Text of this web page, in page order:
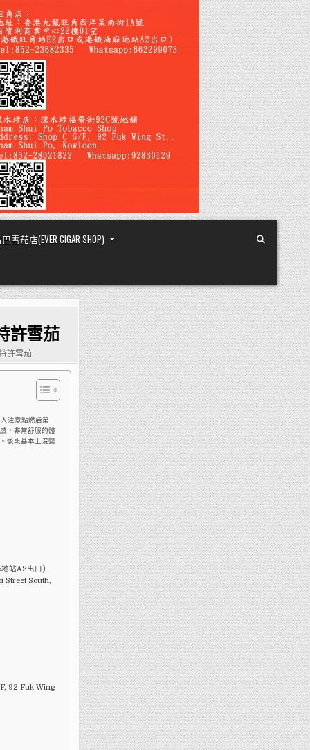
茄店(EVER CIGAR SHOP)
許雪茄
許雪茄
注意點燃后第一
，非常舒服的體
後段基本上沒變
地站A2出口)
Street South,
F, 92 Fuk Wing